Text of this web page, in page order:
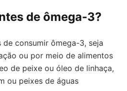
de ômega-3?
consumir ômega-3, seja
ou por meio de alimentos
de peixe ou óleo de linhaça,
ou peixes de águas